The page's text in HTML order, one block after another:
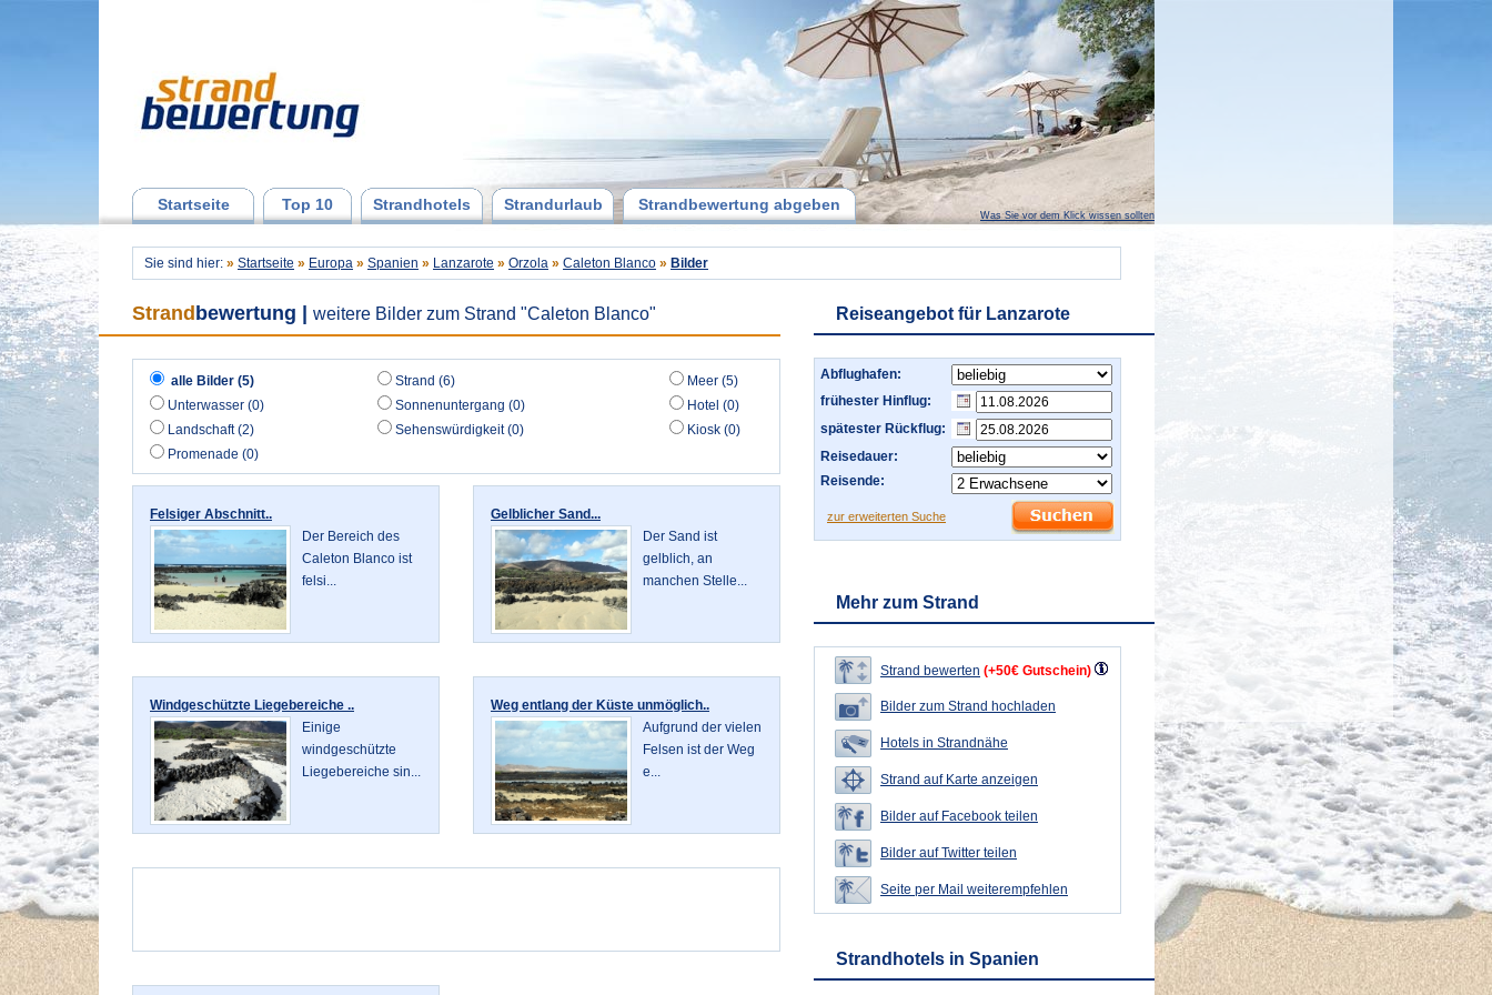
Startseite Top 10 Strandhotels Strandurlaub Strandbewertung abgeben
Was Sie vor dem Klick wissen sollten
Sie sind hier: » Startseite » Europa » Spanien » Lanzarote » Orzola » Caleton Blanco » Bilder
Strand bewertung weitere Bilder zum Strand "Caleton Blanco"
alle Bilder (5) Strand (6)
Meer (5)
Unterwasser (0)
Sonnenuntergang (0)
Hotel (0)
Landschaft (2)
Sehenswürdigkeit (0)
Kiosk (0)
Promenade (0)
Felsiger Abschnitt..
Der Bereich des
Caleton Blanco ist
felsi...
Gelblicher Sand...
Der Sand ist
gelblich, an
manchen Stelle...
Windgeschützte Liegebereiche ..
Einige
windgeschützte
Liegebereiche sin...
Weg entlang der Küste unmöglich..
Aufgrund der vielen
Felsen ist der Weg
e...
Reiseangebot für Lanzarote
Abflughafen:
frühester Hinflug:
spätester Rückflug:
Reisedauer:
Reisende:
zur erweiterten Suche
Mehr zum Strand
Strand bewerten (+50€ Gutschein)
Bilder zum Strand hochladen
Hotels in Strandnähe
Strand auf Karte anzeigen
Bilder auf Facebook teilen
Bilder auf Twitter teilen
Seite per Mail weiterempfehlen
Strandhotels in Spanien